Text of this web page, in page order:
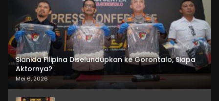
Sianida Filipina Diselundupkan ke Gorontalo, Siapa
Aktornya?
Mei 6, 2026